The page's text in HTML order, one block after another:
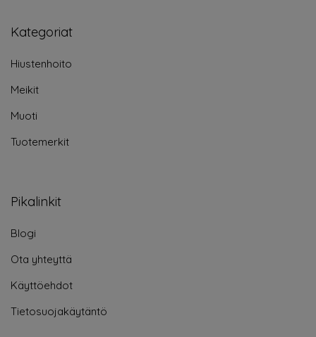
Kategoriat
Hiustenhoito
Meikit
Muoti
Tuotemerkit
Pikalinkit
Blogi
Ota yhteyttä
Käyttöehdot
Tietosuojakäytäntö